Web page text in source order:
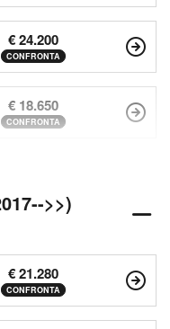
€ 24.200
CONFRONTA
€ 18.650
CONFRONTA
>>)
€ 21.280
CONFRONTA